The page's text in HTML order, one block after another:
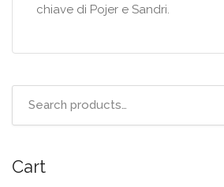
chiave di Pojer e Sandri.
Cart